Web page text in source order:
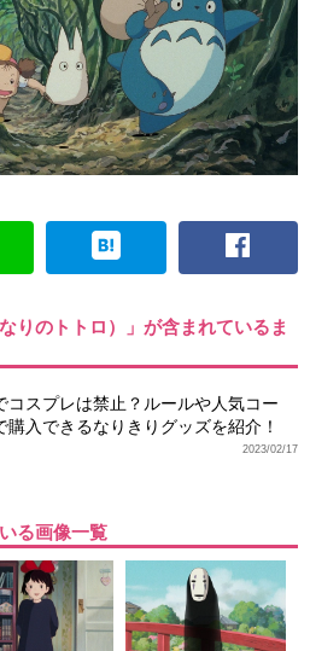
りのトトロ）」が含まれているま
コスプレは禁止？ルールや人気コー
購入できるなりきりグッズを紹介！
2023/02/17
る画像一覧